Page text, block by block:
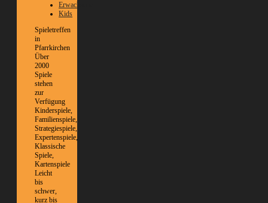
Erwachsene
Kids
Spieletreffen
in
Pfarrkirchen
Über
2000
Spiele
stehen
zur
Verfügung
Kinderspiele,
Familienspiele,
Strategiespiele,
Expertenspiele,
Klassische
Spiele,
Kartenspiele
Leicht
bis
schwer,
kurz bis